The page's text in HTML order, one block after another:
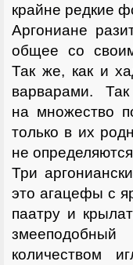
крайне редкие
Аргониане
общее со
Так же, как и
варварами.
на множество
только в их
не
Три
это агацефы с
паатру и
количеством